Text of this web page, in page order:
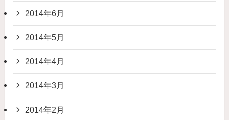
2014年6月
2014年5月
2014年4月
2014年3月
2014年2月